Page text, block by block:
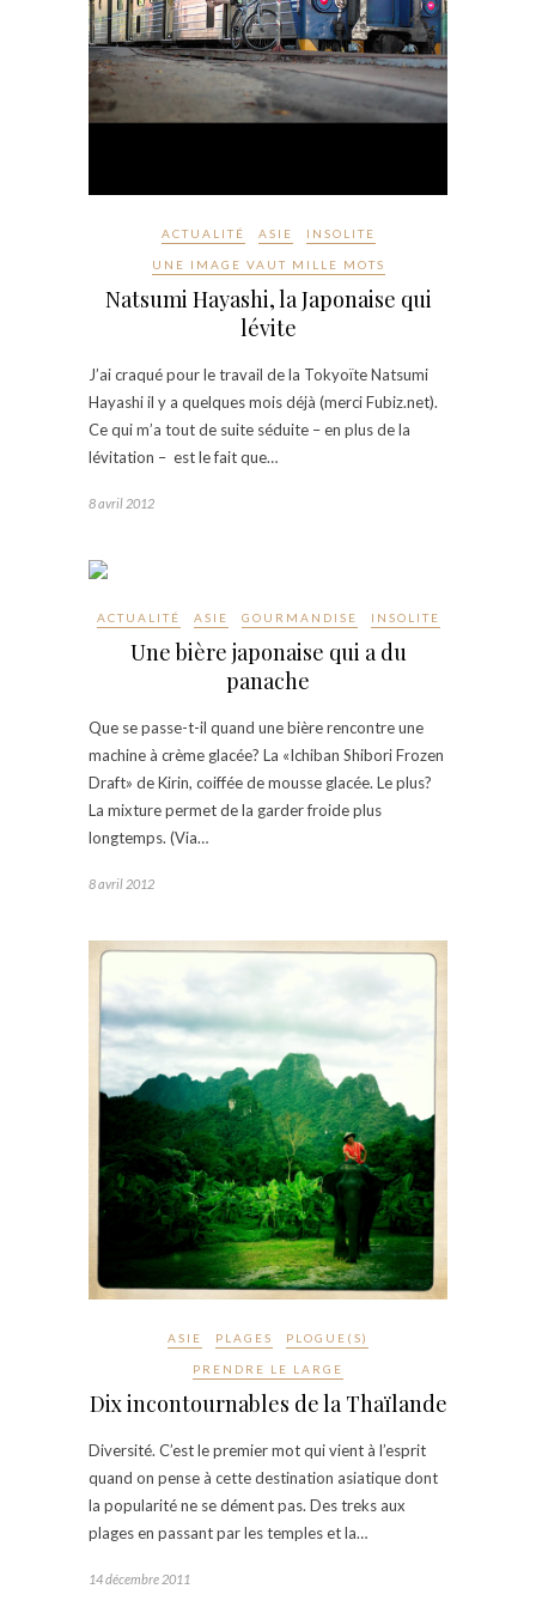
ACTUALITÉ ASIE INSOLITE
UNE IMAGE VAUT MILLE MOTS
Natsumi Hayashi, la Japonaise qui
lévite
J’ai craqué pour le travail de la Tokyoïte Natsumi
Hayashi il y a quelques mois déjà (merci Fubiz.net).
Ce qui m’a tout de suite séduite – en plus de la
lévitation – est le fait que…
8 avril 2012
ACTUALITÉ ASIE GOURMANDISE INSOLITE
Une bière japonaise qui a du
panache
Que se passe-t-il quand une bière rencontre une
machine à crème glacée? La «Ichiban Shibori Frozen
Draft» de Kirin, coiffée de mousse glacée. Le plus?
La mixture permet de la garder froide plus
longtemps. (Via…
8 avril 2012
ASIE PLAGES PLOGUE(S)
PRENDRE LE LARGE
Dix incontournables de la Thaïlande
Diversité. C’est le premier mot qui vient à l’esprit
quand on pense à cette destination asiatique dont
la popularité ne se dément pas. Des treks aux
plages en passant par les temples et la…
14 décembre 2011